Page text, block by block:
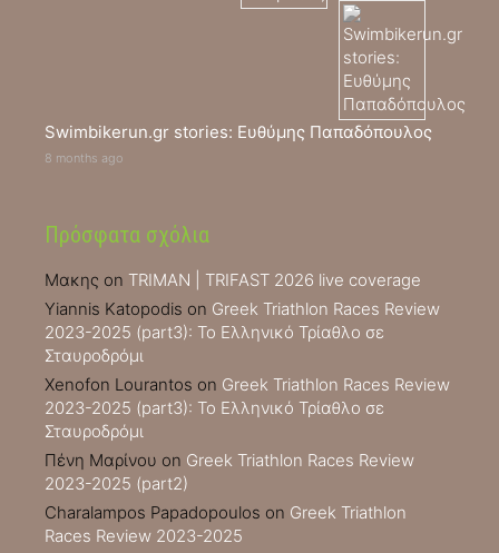
Swimbikerun.gr stories: Ευθύμης Παπαδόπουλος
8 months ago
Πρόσφατα σχόλια
Μακης on TRIMAN | TRIFAST 2026 live coverage
Yiannis Katopodis on Greek Triathlon Races Review
2023-2025 (part3): Το Ελληνικό Τρίαθλο σε
Σταυροδρόμι
Xenofon Lourantos on Greek Triathlon Races Review
2023-2025 (part3): Το Ελληνικό Τρίαθλο σε
Σταυροδρόμι
Πένη Μαρίνου on Greek Triathlon Races Review
2023-2025 (part2)
Charalampos Papadopoulos on Greek Triathlon
Races Review 2023-2025